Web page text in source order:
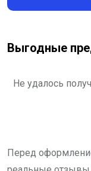
Выгодные
Не удалось
Перед